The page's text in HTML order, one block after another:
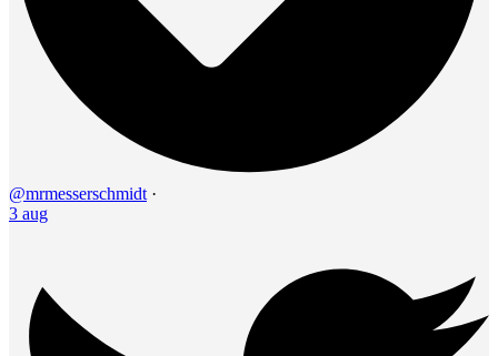
@mrmesserschmidt ·
3 aug